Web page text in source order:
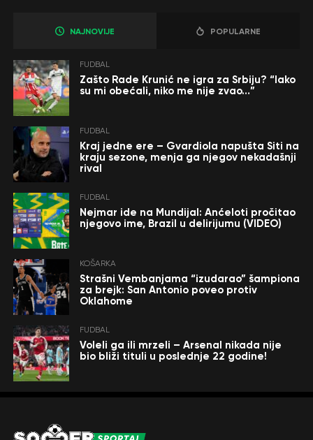
NAJNOVIJE POPULARNE
FUDBAL
Zašto Rade Krunić ne igra za Srbiju? “Iako
su mi obećali, niko me nije zvao…”
FUDBAL
Kraj jedne ere – Gvardiola napušta Siti na
kraju sezone, menja ga njegov nekadašnji
rival
FUDBAL
Nejmar ide na Mundijal: Anćeloti pročitao
njegovo ime, Brazil u delirijumu (VIDEO)
KOŠARKA
Strašni Vembanjama “izudarao” šampiona
za brejk: San Antonio poveo protiv
Oklahome
FUDBAL
Voleli ga ili mrzeli – Arsenal nikada nije
bio bliži tituli u poslednje 22 godine!